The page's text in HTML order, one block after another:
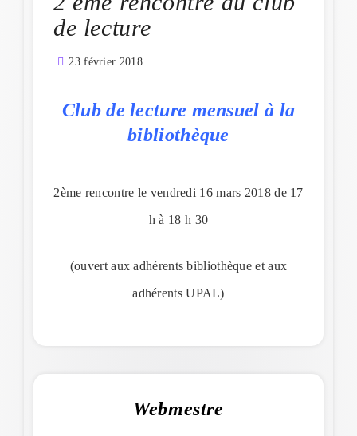
de lecture
23 février 2018
Club de lecture mensuel à la
bibliothèque
2ème rencontre le vendredi 16 mars 2018 de 17
h à 18 h 30
(ouvert aux adhérents bibliothèque et aux
adhérents UPAL)
Webmestre